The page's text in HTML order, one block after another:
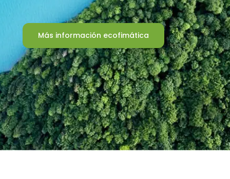
Más información ecofimática